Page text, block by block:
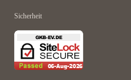
Sicherheit